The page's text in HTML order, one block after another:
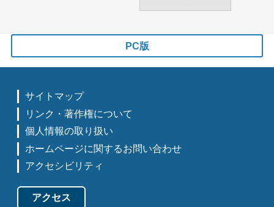
PC版
サイトマップ
リンク・著作権について
個人情報の取り扱い
ホームページに関するお問い合わせ
アクセシビリティ
アクセス